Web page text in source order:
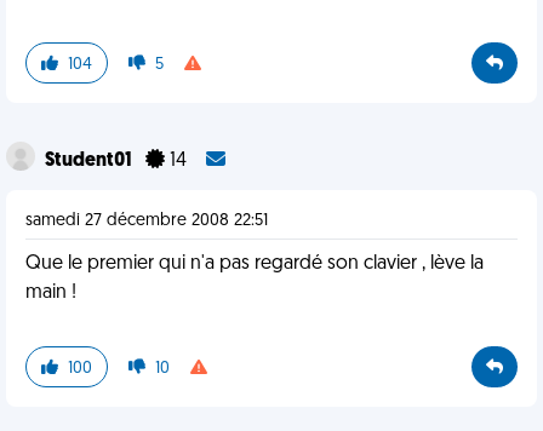
104 5
Student01 14
samedi 27 décembre 2008 22:51
Que le premier qui n'a pas regardé son clavier , lève la
main !
100 10